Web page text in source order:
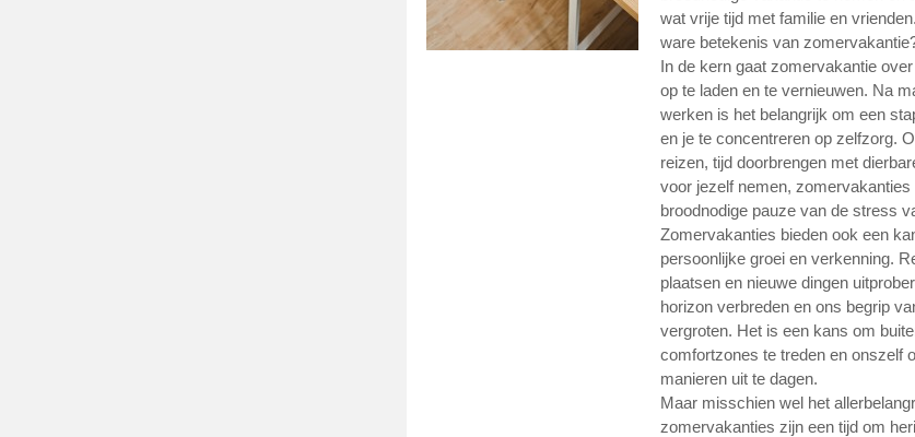
wat vrije tijd met familie en
ware betekenis van
In de kern gaat zomervakantie
op te laden en te vernieuwen. Na
werken is het belangrijk om een
en je te concentreren op zelfzorg.
reizen, tijd doorbrengen met
voor jezelf nemen, zomervakanties
broodnodige pauze van de stress
Zomervakanties bieden ook een
persoonlijke groei en verkenning.
plaatsen en nieuwe dingen
horizon verbreden en ons begrip
vergroten. Het is een kans om
comfortzones te treden en onszelf
manieren uit te dagen.
Maar misschien wel het
zomervakanties zijn een tijd om